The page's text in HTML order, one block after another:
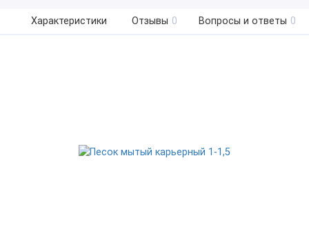
Характеристики Отзывы 0 Вопросы и ответы 0